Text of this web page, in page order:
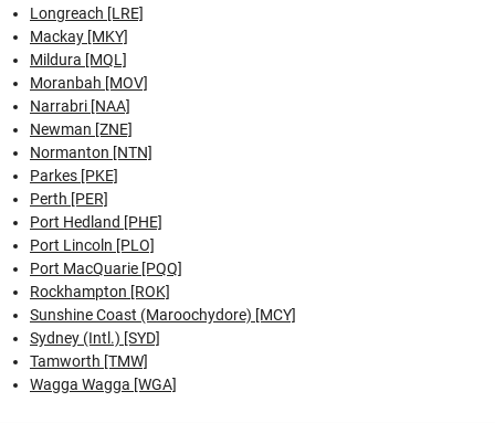
Longreach [LRE]
Mackay [MKY]
Mildura [MQL]
Moranbah [MOV]
Narrabri [NAA]
Newman [ZNE]
Normanton [NTN]
Parkes [PKE]
Perth [PER]
Port Hedland [PHE]
Port Lincoln [PLO]
Port MacQuarie [PQQ]
Rockhampton [ROK]
Sunshine Coast (Maroochydore) [MCY]
Sydney (Intl.) [SYD]
Tamworth [TMW]
Wagga Wagga [WGA]